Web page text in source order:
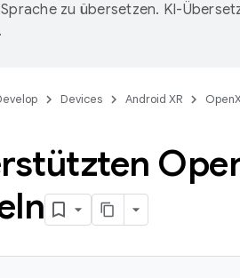
zu übersetzen. KI-
Devices Android XR